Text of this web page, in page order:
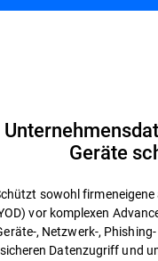
Geräte
sowohl
vor komplexen
, Netzwerk-,
sicheren Datenzugriff und